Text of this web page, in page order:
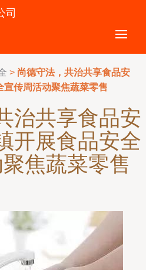
司
> 尚德守法，共治共享食品安
传周活动聚焦蔬菜零售
治共享食品安
展食品安全
焦蔬菜零售